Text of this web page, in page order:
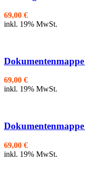
69,00 €
inkl. 19% MwSt.
69,00 €
inkl. 19% MwSt.
69,00 €
inkl. 19% MwSt.